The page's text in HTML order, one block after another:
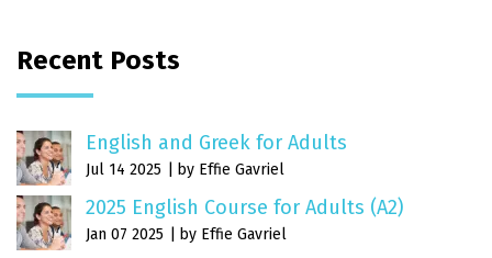
Recent Posts
English and Greek for Adults
Jul 14 2025 by Effie Gavriel
2025 English Course for Adults (A2)
Jan 07 2025 by Effie Gavriel